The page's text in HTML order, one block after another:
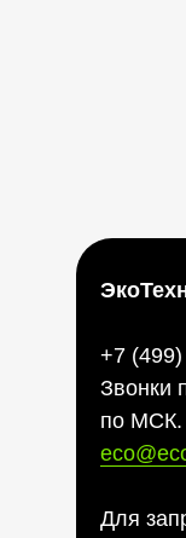
+7
Звонки
по МСК.
Для